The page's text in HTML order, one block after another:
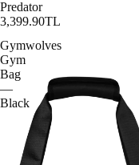
Predator
3,399.90TL
Gymwolves
Gym
Bag
—
Black